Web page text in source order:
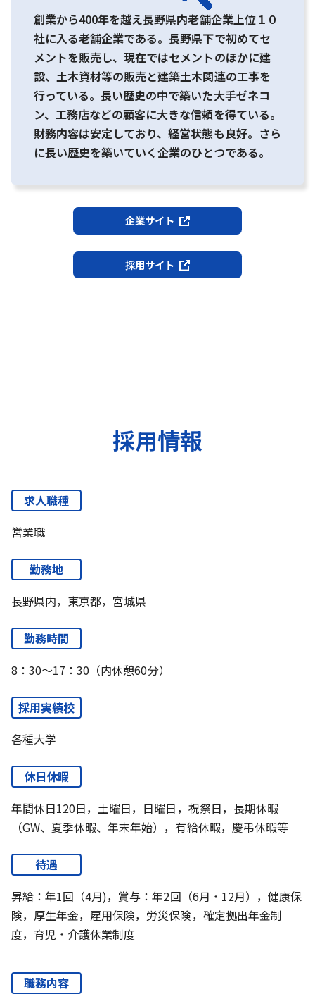
創業から400年を越え長野県内老舗企業上位１０
社に入る老舗企業である。長野県下で初めてセ
メントを販売し、現在ではセメントのほかに建
設、土木資材等の販売と建築土木関連の工事を
行っている。長い歴史の中で築いた大手ゼネコ
ン、工務店などの顧客に大きな信頼を得ている。
財務内容は安定しており、経営状態も良好。さら
に長い歴史を築いていく企業のひとつである。
企業サイト
採用サイト
採用情報
求人職種
営業職
勤務地
長野県内，東京都，宮城県
勤務時間
8：30～17：30（内休憩60分）
採用実績校
各種大学
休日休暇
年間休日120日，土曜日，日曜日，祝祭日，長期休暇
（GW、夏季休暇、年末年始），有給休暇，慶弔休暇等
待遇
昇給：年1回（4月)，賞与：年2回（6月・12月），健康保
険，厚生年金，雇用保険，労災保険，確定拠出年金制
度，育児・介護休業制度
職務内容